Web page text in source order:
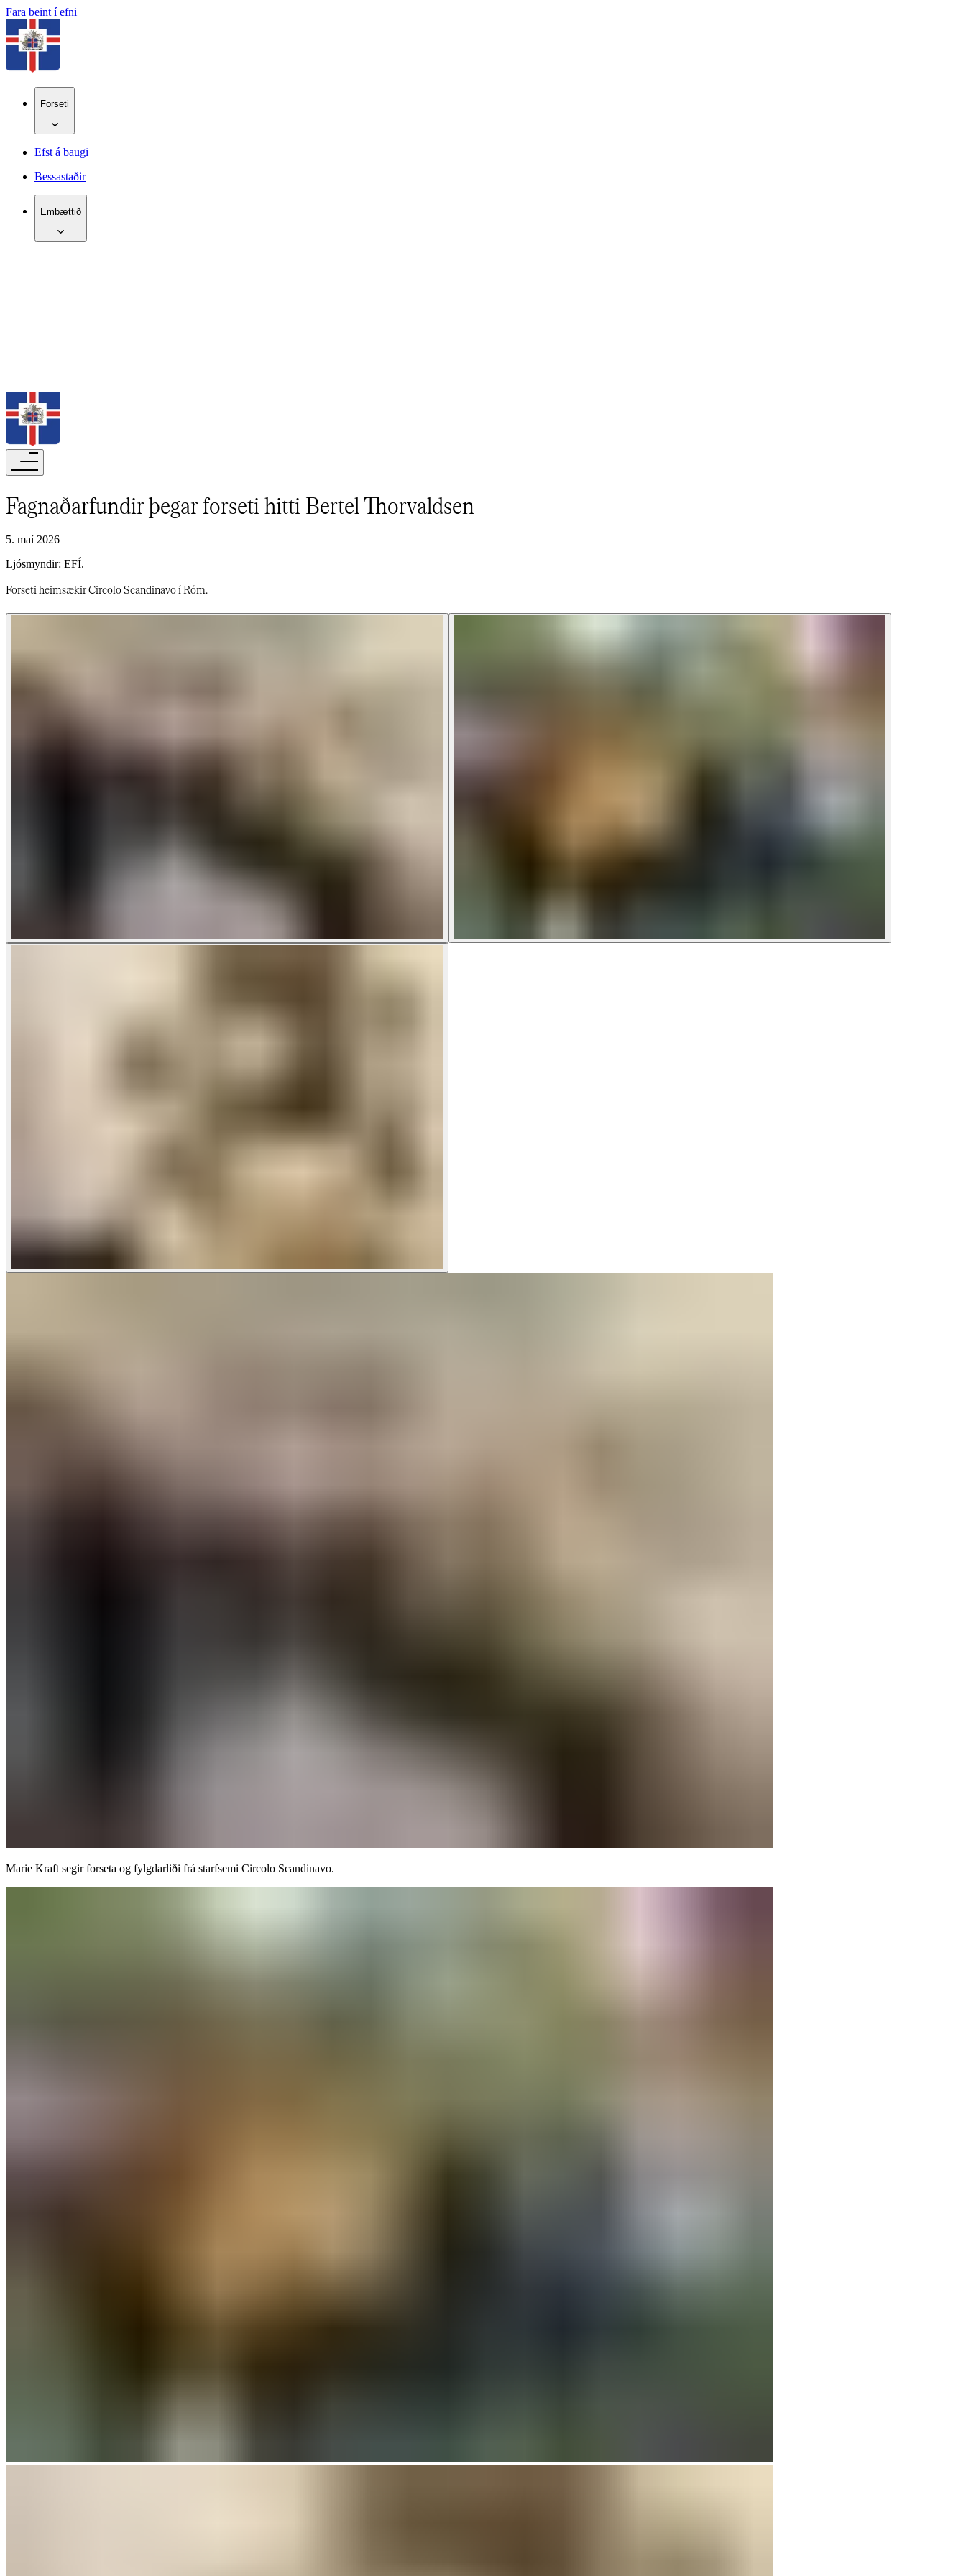
Fara beint í efni
Forseti
Efst á baugi
Bessastaðir
Embættið
Fagnaðarfundir þegar forseti hitti Bertel Thorvaldsen​​​​‌ ‍ ​‍​‍‌‍ ‌ ​‍‌‍‍‌‌‍‌ ‌‍‍‌‌‍ ‍​‍​‍​ ‍‍​‍​‍‌ ​ ‌‍​‌‌‍ ‍‌‍‍‌‌ ‌​‌ ‍‌​‍ ‍‌‍‍‌‌‍ ​‍​‍​‍ ​​‍​‍‌‍‍​‌ ​‍‌‍‌‌‌‍‌‍​‍​‍​ ‍‍​‍​‍‌‍‍​‌ ‌​‌ ‌​‌ ​​‌ ​ ​‍ ​‍ ‌‍‌‍‌‍ ‌ ​‍‌ ​ ‌‍‌‌‌ ‌​‌‍‍‌​‍ ‌‌‍‍‌‌ ​ ‌‍ ​‌‍​‌‌‍ ‍‌‍‌​‌ ​ ​‍ ‍‌ ‌‍‌‍‌‌‌ ​‍‌‍​ ‌‍‌‌‌‍ ​​‍ ‍‌‍​‌‌ ​​‌ ​​​‍ ‌ ​ ‌ ‌​‌ ‌‌‌‍‌​‌‍‍‌‌‍ ​‍ ‌‍‍‌‌‍ ‍‌ ‌​‌‍‌‌‌‍ ‍‌ ‌​​‍ ‌‍‌‌‌‍‌​‌‍‍‌‌ ‌​​‍ ‌‍ ‌‌‍ ‌‍‌​‌‍‌‌​ ‌‌ ​​‌ ​‍‌‍‌‌‌ ​ ‌‍‌‌‌‍ ‍‌ ‌​‌‍​‌‌ ‌​‌‍‍‌‌‍ ‌‍ ‍​ ‍ ‌‍‍‌‌‍‌​​ ‌​ ‌​‌‍‌​‌‍​‍​ ​‌​ ​‌​ ​‍​ ​‌​ ‍‌​‍ ‌​ ​‌‌‍‌‍‌‍​‌‌‍​ ​‍ ‌​ ‌​​ ​ ​ ‍​​ ‌​​‍ ‌​ ‍​‌‍‌‌‌‍​‍‌‍‌​​‍ ‌‌‍​‍​ ‌ ‌‍‌​​ ​‌‌‍‌‌‌‍​‍​ ‌‌​ ‌ ‌‍‌‌‌‍‌‌‌‍‌‌‌‍​‌​ ‍ ‌ ‌​‌ ‍‌‌ ​​‌‍‌‌​ ‌‌‍ ‍‌‍‌‌‌ ‌ ‌ ​ ​ ‍ ‌ ​​‌‍​‌‌ ‌​‌‍‍​​ ‌‌ ‌​‌‍‍‌‌ ‌​‌‍ ​‌‍‌‌​ ‌‍​‍‌‍​‌‌ ​ ‌‍‌‌‌‌‌‌‌ ​‍‌‍ ​​ ‌‌‍‍​‌ ‌​‌ ‌​‌ ​​‌ ​ ​‍‌‌​ ​‍‌​‌‍​‍‌‌​ ​‍‌​‌‍‌‍‌‍‌‍ ‌ ​‍‌ ​ ‌‍‌‌‌ ‌​‌‍‍‌​‍ ‌‌‍‍‌‌ ​ ‌‍ ​‌‍​‌‌‍ ‍‌‍‌​‌ ​ ​‍ ‍‌ ‌‍‌‍‌‌‌ ​‍‌‍​ ‌‍‌‌‌‍ ​​‍ ‍‌‍​‌‌ ​​‌ ​​​‍‌‌​ ​‍‌​‌‍‌ ​ ‌ ‌​‌ ‌‌‌‍‌​‌‍‍‌‌‍ ​‍‌‍‌‍‍‌‌‍‌​​ ‌​ ‌​‌‍‌​‌‍​‍​ ​‌​ ​‌​ ​‍​ ​‌​ ‍‌​‍ ‌​ ​‌‌‍‌‍‌‍​‌‌‍​ ​‍ ‌​ ‌​​ ​ ​ ‍​​ ‌​​‍ ‌​ ‍​‌‍‌‌‌‍​‍‌‍‌​​‍ ‌‌‍​‍​ ‌ ‌‍‌​​ ​‌‌‍‌‌‌‍​‍​ ‌‌​ ‌ ‌‍‌‌‌‍‌‌‌‍‌‌‌‍​‌​‍‌‍‌ ‌​‌ ‍‌‌ ​​‌‍‌‌​ ‌‌‍ ‍‌‍‌‌‌ ‌ ‌ ​ ​‍‌‍‌ ​​‌‍​‌‌ ‌​‌‍‍​​ ‌‌ ‌​‌‍‍‌‌ ‌​‌‍ ​‌‍‌‌​‍‌‍‌ ​​‌‍‌‌‌ ​‍‌ ​ ‌ ​​‌‍‌‌‌‍​ ‌ ‌​‌‍‍‌‌ ‌‍‌‍‌‌​ ‌‌ ​​‌ ‌‌‌‍​‍‌‍ ​‌‍‍‌‌ ​ ‌‍‍​‌‍‌‌‌‍‌​​‍​‍‌ ‌
5. maí 2026
Ljósmyndir: EFÍ.​​​​‌ ‍ ​‍​‍‌‍ ‌ ​‍‌‍‍‌‌‍‌ ‌‍‍‌‌‍ ‍​‍​‍​ ‍‍​‍​‍‌ ​ ‌‍​‌‌‍ ‍‌‍‍‌‌ ‌​‌ ‍‌​‍ ‍‌‍‍‌‌‍ ​‍​‍​‍ ​​‍​‍‌‍‍​‌ ​‍‌‍‌‌‌‍‌‍​‍​‍​ ‍‍​‍​‍‌‍‍​‌ ‌​‌ ‌​‌ ​​‌ ​ ​‍ ​‍ ‌‍‌‍‌‍ ‌ ​‍‌ ​ ‌‍‌‌‌ ‌​‌‍‍‌​‍ ‌‌‍‍‌‌ ​ ‌‍ ​‌‍​‌‌‍ ‍‌‍‌​‌ ​ ​‍ ‍‌ ‌‍‌‍‌‌‌ ​‍‌‍​ ‌‍‌‌‌‍ ​​‍ ‍‌‍​‌‌ ​​‌ ​​​‍ ‌ ​ ‌ ‌​‌ ‌‌‌‍‌​‌‍‍‌‌‍ ​‍ ‌‍‍‌‌‍ ‍‌ ‌​‌‍‌‌‌‍ ‍‌ ‌​​‍ ‌‍‌‌‌‍‌​‌‍‍‌‌ ‌​​‍ ‌‍ ‌‌‍ ‌‍‌​‌‍‌‌​ ‌‌ ​​‌ ​‍‌‍‌‌‌ ​ ‌‍‌‌‌‍ ‍‌ ‌​‌‍​‌‌ ‌​‌‍‍‌‌‍ ‌‍ ‍​ ‍ ‌‍‍‌‌‍‌​​ ‌​ ‌​‌‍‌​‌‍​‍​ ​‌​ ​‌​ ​‍​ ​‌​ ‍‌​‍ ‌​ ​‌‌‍‌‍‌‍​‌‌‍​ ​‍ ‌​ ‌​​ ​ ​ ‍​​ ‌​​‍ ‌​ ‍​‌‍‌‌‌‍​‍‌‍‌​​‍ ‌‌‍​‍​ ‌ ‌‍‌​​ ​‌‌‍‌‌‌‍​‍​ ‌‌​ ‌ ‌‍‌‌‌‍‌‌‌‍‌‌‌‍​‌​ ‍ ‌ ‌​‌ ‍‌‌ ​​‌‍‌‌​ ‌‌‍ ‍‌‍‌‌‌ ‌ ‌ ​ ​ ‍ ‌ ​​‌‍​‌‌ ‌​‌‍‍​​ ‌‌‍‍‌‌‍ ‌‌‍​‌‌‍‌ ‌‍‌‌‌​​ ‌ ​‍‌‍‌‌‌‍‌​‌‍‍‌‌ ‌​‌ ​ ​ ‌‍​‍‌‍​‌‌ ​ ‌‍‌‌‌‌‌‌‌ ​‍‌‍ ​​ ‌‌‍‍​‌ ‌​‌ ‌​‌ ​​‌ ​ ​‍‌‌​ ​‍‌​‌‍​‍‌‌​ ​‍‌​‌‍‌‍‌‍‌‍ ‌ ​‍‌ ​ ‌‍‌‌‌ ‌​‌‍‍‌​‍ ‌‌‍‍‌‌ ​ ‌‍ ​‌‍​‌‌‍ ‍‌‍‌​‌ ​ ​‍ ‍‌ ‌‍‌‍‌‌‌ ​‍‌‍​ ‌‍‌‌‌‍ ​​‍ ‍‌‍​‌‌ ​​‌ ​​​‍‌‌​ ​‍‌​‌‍‌ ​ ‌ ‌​‌ ‌‌‌‍‌​‌‍‍‌‌‍ ​‍‌‍‌‍‍‌‌‍‌​​ ‌​ ‌​‌‍‌​‌‍​‍​ ​‌​ ​‌​ ​‍​ ​‌​ ‍‌​‍ ‌​ ​‌‌‍‌‍‌‍​‌‌‍​ ​‍ ‌​ ‌​​ ​ ​ ‍​​ ‌​​‍ ‌​ ‍​‌‍‌‌‌‍​‍‌‍‌​​‍ ‌‌‍​‍​ ‌ ‌‍‌​​ ​‌‌‍‌‌‌‍​‍​ ‌‌​ ‌ ‌‍‌‌‌‍‌‌‌‍‌‌‌‍​‌​‍‌‍‌ ‌​‌ ‍‌‌ ​​‌‍‌‌​ ‌‌‍ ‍‌‍‌‌‌ ‌ ‌ ​ ​‍‌‍‌ ​​‌‍​‌‌ ‌​‌‍‍​​ ‌‌‍‍‌‌‍ ‌‌‍​‌‌‍‌ ‌‍‌‌‌​​ ‌ ​‍‌‍‌‌‌‍‌​‌‍‍‌‌ ‌​‌ ​ ​‍‌‍‌ ​​‌‍‌‌‌ ​‍‌ ​ ‌ ​​‌‍‌‌‌‍​ ‌ ‌​‌‍‍‌‌ ‌‍‌‍‌‌​ ‌‌ ​​‌ ‌‌‌‍​‍‌‍ ​‌‍‍‌‌ ​ ‌‍‍​‌‍‌‌‌‍‌​​‍​‍‌ ‌
Forseti heimsækir Circolo Scandinavo í Róm.​​​​‌ ‍ ​‍​‍‌‍ ‌ ​‍‌‍‍‌‌‍‌ ‌‍‍‌‌‍ ‍​‍​‍​ ‍‍​‍​‍‌ ​ ‌‍​‌‌‍ ‍‌‍‍‌‌ ‌​‌ ‍‌​‍ ‍‌‍‍‌‌‍ ​‍​‍​‍ ​​‍​‍‌‍‍​‌ ​‍‌‍‌‌‌‍‌‍​‍​‍​ ‍‍​‍​‍‌‍‍​‌ ‌​‌ ‌​‌ ​​‌ ​ ​‍ ​‍ ‌‍‌‍‌‍ ‌ ​‍‌ ​ ‌‍‌‌‌ ‌​‌‍‍‌​‍ ‌‌‍‍‌‌ ​ ‌‍ ​‌‍​‌‌‍ ‍‌‍‌​‌ ​ ​‍ ‍‌ ‌‍‌‍‌‌‌ ​‍‌‍​ ‌‍‌‌‌‍ ​​‍ ‍‌‍​‌‌ ​​‌ ​​​‍ ‌ ​ ‌ ‌​‌ ‌‌‌‍‌​‌‍‍‌‌‍ ​‍ ‌‍‍‌‌‍ ‍‌ ‌​‌‍‌‌‌‍ ‍‌ ‌​​‍ ‌‍‌‌‌‍‌​‌‍‍‌‌ ‌​​‍ ‌‍ ‌‌‍ ‌‍‌​‌‍‌‌​ ‌‌ ​​‌ ​‍‌‍‌‌‌ ​ ‌‍‌‌‌‍ ‍‌ ‌​‌‍​‌‌ ‌​‌‍‍‌‌‍ ‌‍ ‍​ ‍ ‌‍‍‌‌‍‌​​ ‌​ ‌​‌‍‌​‌‍​‍​ ​‌​ ​‌​ ​‍​ ​‌​ ‍‌​‍ ‌​ ​‌‌‍‌‍‌‍​‌‌‍​ ​‍ ‌​ ‌​​ ​ ​ ‍​​ ‌​​‍ ‌​ ‍​‌‍‌‌‌‍​‍‌‍‌​​‍ ‌‌‍​‍​ ‌ ‌‍‌​​ ​‌‌‍‌‌‌‍​‍​ ‌‌​ ‌ ‌‍‌‌‌‍‌‌‌‍‌‌‌‍​‌​ ‍ ‌ ‌​‌ ‍‌‌ ​​‌‍‌‌​ ‌‌‍ ‍‌‍‌‌‌ ‌ ‌ ​ ​ ‍ ‌ ​​‌‍​‌‌ ‌​‌‍‍​​ ‌‌‍‌​‌‍‌‌‌ ​ ‌‍​ ‌ ​‍‌‍‍‌‌ ​​‌ ‌​‌‍‍‌‌‍ ‌‍ ‍​ ‌‍​‍‌‍​‌‌ ​ ‌‍‌‌‌‌‌‌‌ ​‍‌‍ ​​ ‌‌‍‍​‌ ‌​‌ ‌​‌ ​​‌ ​ ​‍‌‌​ ​‍‌​‌‍​‍‌‌​ ​‍‌​‌‍‌‍‌‍‌‍ ‌ ​‍‌ ​ ‌‍‌‌‌ ‌​‌‍‍‌​‍ ‌‌‍‍‌‌ ​ ‌‍ ​‌‍​‌‌‍ ‍‌‍‌​‌ ​ ​‍ ‍‌ ‌‍‌‍‌‌‌ ​‍‌‍​ ‌‍‌‌‌‍ ​​‍ ‍‌‍​‌‌ ​​‌ ​​​‍‌‌​ ​‍‌​‌‍‌ ​ ‌ ‌​‌ ‌‌‌‍‌​‌‍‍‌‌‍ ​‍‌‍‌‍‍‌‌‍‌​​ ‌​ ‌​‌‍‌​‌‍​‍​ ​‌​ ​‌​ ​‍​ ​‌​ ‍‌​‍ ‌​ ​‌‌‍‌‍‌‍​‌‌‍​ ​‍ ‌​ ‌​​ ​ ​ ‍​​ ‌​​‍ ‌​ ‍​‌‍‌‌‌‍​‍‌‍‌​​‍ ‌‌‍​‍​ ‌ ‌‍‌​​ ​‌‌‍‌‌‌‍​‍​ ‌‌​ ‌ ‌‍‌‌‌‍‌‌‌‍‌‌‌‍​‌​‍‌‍‌ ‌​‌ ‍‌‌ ​​‌‍‌‌​ ‌‌‍ ‍‌‍‌‌‌ ‌ ‌ ​ ​‍‌‍‌ ​​‌‍​‌‌ ‌​‌‍‍​​ ‌‌‍‌​‌‍‌‌‌ ​ ‌‍​ ‌ ​‍‌‍‍‌‌ ​​‌ ‌​‌‍‍‌‌‍ ‌‍ ‍​‍‌‍‌ ​​‌‍‌‌‌ ​‍‌ ​ ‌ ​​‌‍‌‌‌‍​ ‌ ‌​‌‍‍‌‌ ‌‍‌‍‌‌​ ‌‌ ​​‌ ‌‌‌‍​‍‌‍ ​‌‍‍‌‌ ​ ‌‍‍​‌‍‌‌‌‍‌​​‍​‍‌ ‌
Marie Kraft segir forseta og fylgdarliði frá starfsemi Circolo Scandinavo.​​​​‌ ‍ ​‍​‍‌‍ ‌ ​‍‌‍‍‌‌‍‌ ‌‍‍‌‌‍ ‍​‍​‍​ ‍‍​‍​‍‌ ​ ‌‍​‌‌‍ ‍‌‍‍‌‌ ‌​‌ ‍‌​‍ ‍‌‍‍‌‌‍ ​‍​‍​‍ ​​‍​‍‌‍‍​‌ ​‍‌‍‌‌‌‍‌‍​‍​‍​ ‍‍​‍​‍‌‍‍​‌ ‌​‌ ‌​‌ ​​‌ ​ ​‍ ​‍ ‌‍‌‍‌‍ ‌ ​‍‌ ​ ‌‍‌‌‌ ‌​‌‍‍‌​‍ ‌‌‍‍‌‌ ​ ‌‍ ​‌‍​‌‌‍ ‍‌‍‌​‌ ​ ​‍ ‍‌ ‌‍‌‍‌‌‌ ​‍‌‍​ ‌‍‌‌‌‍ ​​‍ ‍‌‍​‌‌ ​​‌ ​​​‍ ‌ ​ ‌ ‌​‌ ‌‌‌‍‌​‌‍‍‌‌‍ ​‍ ‌‍‍‌‌‍ ‍‌ ‌​‌‍‌‌‌‍ ‍‌ ‌​​‍ ‌‍‌‌‌‍‌​‌‍‍‌‌ ‌​​‍ ‌‍ ‌‌‍ ‌‍‌​‌‍‌‌​ ‌‌ ​​‌ ​‍‌‍‌‌‌ ​ ‌‍‌‌‌‍ ‍‌ ‌​‌‍​‌‌ ‌​‌‍‍‌‌‍ ‌‍ ‍​ ‍ ‌‍‍‌‌‍‌​​ ‌​ ‌​‌‍‌​‌‍​‍​ ​‌​ ​‌​ ​‍​ ​‌​ ‍‌​‍ ‌​ ​‌‌‍‌‍‌‍​‌‌‍​ ​‍ ‌​ ‌​​ ​ ​ ‍​​ ‌​​‍ ‌​ ‍​‌‍‌‌‌‍​‍‌‍‌​​‍ ‌‌‍​‍​ ‌ ‌‍‌​​ ​‌‌‍‌‌‌‍​‍​ ‌‌​ ‌ ‌‍‌‌‌‍‌‌‌‍‌‌‌‍​‌​ ‍ ‌ ‌​‌ ‍‌‌ ​​‌‍‌‌​ ‌‌‍ ‍‌‍‌‌‌ ‌ ‌ ​ ​ ‍ ‌ ​​‌‍​‌‌ ‌​‌‍‍​​ ‌‌ ​​‌‍​‌‌‍‌ ‌‍‌‌‌​​‍‌ ‌‌‌‍‍‌‌‍ ​‌‍‌​‌‍‌‌‌ ​‍​‍‌‌​ ‌‌‌​​‍‌‌ ‌‍‍ ‌‍‌‌‌ ‍‌​‍‌‌​ ​ ‌​‌​​‍‌‌​ ​ ‌​‌​​‍‌‌​ ​‍​ ​‍​ ​‍​ ‌‌​ ​ ​ ​​​ ​​‌‍​ ​ ‌‍​ ‌‍​ ‌‍‌‍‌‍‌‍​‌‌‍‌​​‍‌‌​ ​‍​ ​‍​‍‌‌​ ‌‌‌​‌​​‍ ‍‌‍‍‌‌‍ ‌‌‍​‌‌‍‌ ‌‍‌‌‌ ​ ​‍‌‌​ ‌‌‌​​‍‌‌ ‌‍‍ ‌‍‌‌‌ ‍‌​‍‌‌​ ​ ‌​‌​​‍‌‌​ ​ ‌​‌​​‍‌‌​ ​‍​ ​‍​ ‌ ​ ‌‍​ ‌‍​ ‍‌​ ​ ​ ‌ ​ ​‍‌‍​‍‌‍​‍​ ‌ ​ ‌‍​ ​​​‍‌‌​ ​‍​ ​‍​‍‌‌​ ‌‌‌​‌​​‍ ‍‌‍​ ‌‍​‌‌ ​​‌ ‌​‌‍‍‌‌‍ ‌‍ ‍​ ‌‍​‍‌‍​‌‌ ​ ‌‍‌‌‌‌‌‌‌ ​‍‌‍ ​​ ‌‌‍‍​‌ ‌​‌ ‌​‌ ​​‌ ​ ​‍‌‌​ ​‍‌​‌‍​‍‌‌​ ​‍‌​‌‍‌‍‌‍‌‍ ‌ ​‍‌ ​ ‌‍‌‌‌ ‌​‌‍‍‌​‍ ‌‌‍‍‌‌ ​ ‌‍ ​‌‍​‌‌‍ ‍‌‍‌​‌ ​ ​‍ ‍‌ ‌‍‌‍‌‌‌ ​‍‌‍​ ‌‍‌‌‌‍ ​​‍ ‍‌‍​‌‌ ​​‌ ​​​‍‌‌​ ​‍‌​‌‍‌ ​ ‌ ‌​‌ ‌‌‌‍‌​‌‍‍‌‌‍ ​‍‌‍‌‍‍‌‌‍‌​​ ‌​ ‌​‌‍‌​‌‍​‍​ ​‌​ ​‌​ ​‍​ ​‌​ ‍‌​‍ ‌​ ​‌‌‍‌‍‌‍​‌‌‍​ ​‍ ‌​ ‌​​ ​ ​ ‍​​ ‌​​‍ ‌​ ‍​‌‍‌‌‌‍​‍‌‍‌​​‍ ‌‌‍​‍​ ‌ ‌‍‌​​ ​‌‌‍‌‌‌‍​‍​ ‌‌​ ‌ ‌‍‌‌‌‍‌‌‌‍‌‌‌‍​‌​‍‌‍‌ ‌​‌ ‍‌‌ ​​‌‍‌‌​ ‌‌‍ ‍‌‍‌‌‌ ‌ ‌ ​ ​‍‌‍‌ ​​‌‍​‌‌ ‌​‌‍‍​​ ‌‌ ​​‌‍​‌‌‍‌ ‌‍‌‌‌​​‍‌ ‌‌‌‍‍‌‌‍ ​‌‍‌​‌‍‌‌‌ ​‍​‍‌‌​ ‌‌‌​​‍‌‌ ‌‍‍ ‌‍‌‌‌ ‍‌​‍‌‌​ ​ ‌​‌​​‍‌‌​ ​ ‌​‌​​‍‌‌​ ​‍​ ​‍​ ​‍​ ‌‌​ ​ ​ ​​​ ​​‌‍​ ​ ‌‍​ ‌‍​ ‌‍‌‍‌‍‌‍​‌‌‍‌​​‍‌‌​ ​‍​ ​‍​‍‌‌​ ‌‌‌​‌​​‍ ‍‌‍‍‌‌‍ ‌‌‍​‌‌‍‌ ‌‍‌‌‌ ​ ​‍‌‌​ ‌‌‌​​‍‌‌ ‌‍‍ ‌‍‌‌‌ ‍‌​‍‌‌​ ​ ‌​‌​​‍‌‌​ ​ ‌​‌​​‍‌‌​ ​‍​ ​‍​ ‌ ​ ‌‍​ ‌‍​ ‍‌​ ​ ​ ‌ ​ ​‍‌‍​‍‌‍​‍​ ‌ ​ ‌‍​ ​​​‍‌‌​ ​‍​ ​‍​‍‌‌​ ‌‌‌​‌​​‍ ‍‌‍​ ‌‍​‌‌ ​​‌ ‌​‌‍‍‌‌‍ ‌‍ ‍​‍‌‍‌ ​​‌‍‌‌‌ ​‍‌ ​ ‌ ​​‌‍‌‌‌‍​ ‌ ‌​‌‍‍‌‌ ‌‍‌‍‌‌​ ‌‌ ​​‌ ‌‌‌‍​‍‌‍ ​‌‍‍‌‌ ​ ‌‍‍​‌‍‌‌‌‍‌​​‍​‍‌ ‌